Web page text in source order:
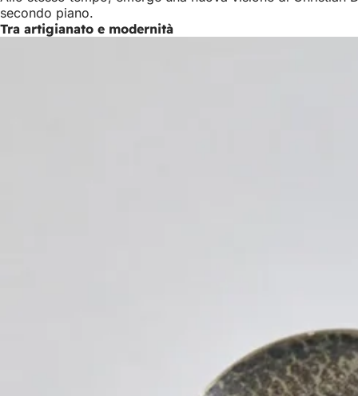
secondo piano.
Tra artigianato e modernità